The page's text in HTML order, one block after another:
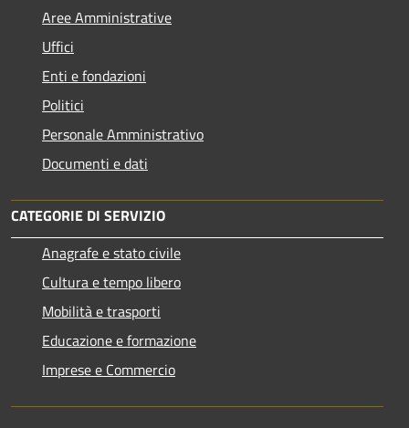
Aree Amministrative
Uffici
Enti e fondazioni
Politici
Personale Amministrativo
Documenti e dati
CATEGORIE DI SERVIZIO
Anagrafe e stato civile
Cultura e tempo libero
Mobilità e trasporti
Educazione e formazione
Imprese e Commercio